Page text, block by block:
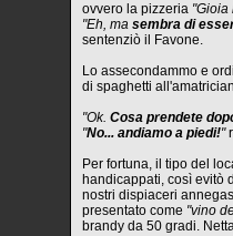
ovvero la pizzeria "Gioia
"Eh, ma sembra di
sentenziò il Favone.
Lo assecondammo e
di spaghetti
"Ok. Cosa prendete
"No... andiamo a piedi!"
Per fortuna, il tipo del
handicappati, così evitò
nostri dispiaceri
presentato come "vino
brandy da 50 gradi.